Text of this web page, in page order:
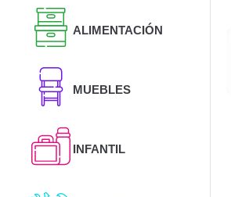
ALIMENTACIÓN
MUEBLES
INFANTIL